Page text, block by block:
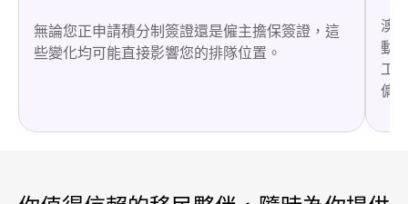
無論您正申請積分制簽證還是僱主擔保簽證，這
些變化均可能直接影響您的排隊位置。
澳
動
工
傭